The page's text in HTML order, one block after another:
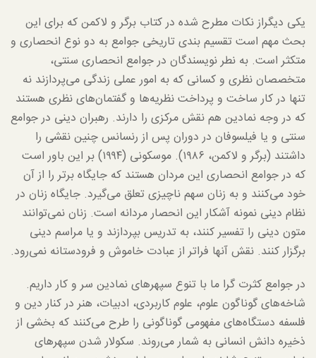
یکی دیگراز نکات مطرح شده در کتاب برگر و لاکمن که برای این
بحث مهم است تقسیم بندی تاریخی جوامع به دو نوع انحصاری و
متکثر است. به نطر نویسندگان در جوامع انحصاری سنتی،
متخصصان نظری و کسانی که به امور عملی زندگی می‌پردازند نه
تنها در کار ساخت و پرداخت نظریه‌ها و گفتمان‌های نظری هستند
که در وجه نمادین هم نقش مرکزی را دارند. رهبران دینی در جوامع
سنتی و یا فیلسوفان در دوران پس از رنسانس چنین نقشی را
داشتند (برگر و لاکمن، ۱۹۸۶). موسکونی (۱۹۹۴) بر این باور است
که در جوامع انحصاری این مردان هستند که جایگاه برتر را از آن
خود می‌کنند و به زنان سهم ناچیزی تعلق می‌گیرد. جایگاه زنان در
نظام دینی نمونه آشکار این انحصار مردانه است. زنان نمی‌توانند
متون دینی را تفسیر کنند، به تدریس بپردازند و یا مراسم دینی
برگزار کنند. نقش آنها فراتر از عبادت خاموش و فرودستانه نمی‌رود.
در جوامع کثرت گرا ما با تنوع سپهرهای نمادین سر و کار داریم.
شاخه‌های گوناگون علوم، علوم کاربردی، ادبیات، هنر در کنار دین و
فلسفه دستگاه‌های مفهومی گوناگونی را طرح می‌کنند که بخشی از
ذخیره دانش انسانی به شمار می‌روند. سکولار شدن سپهرهای